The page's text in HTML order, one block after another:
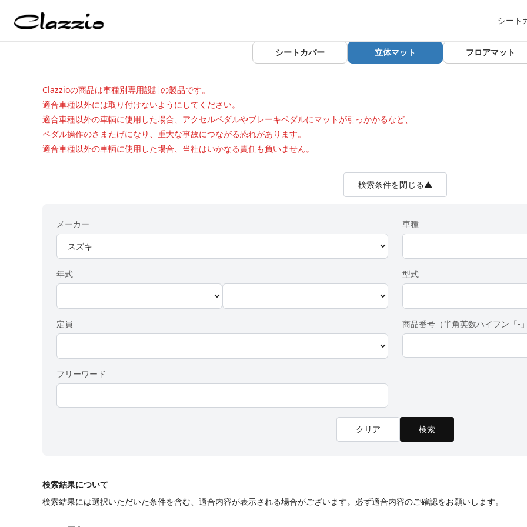
シート
シートカバー 立体マット フロアマット
Clazzioの商品は車種別専用設計の製品です。
適合車種以外には取り付けないようにしてください。
適合車種以外の車輌に使用した場合、アクセルペダルやブレーキペダルにマットが引っかかるなど、
ペダル操作のさまたげになり、重大な事故につながる恐れがあります。
適合車種以外の車輌に使用した場合、当社はいかなる責任も負いません。
検索条件を閉じる▲
メーカー 車種
年式 型式
定員 商品番号（半角英数ハイフン「-
フリーワード
クリア 検索
検索結果について
検索結果には選択いただいた条件を含む、適合内容が表示される場合がございます。必ず適合内容のご確認をお願いします。